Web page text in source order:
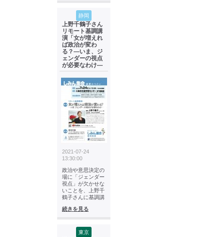
静岡
上野千鶴子さん
リモート基調講
演「女が増えれ
ば政治が変わ
る？―いま、ジ
ェンダーの視点
が必要なわけ―
2021-07-24
13:30:00
政治や意思決定の
場に「ジェンダー
視点」が欠かせな
いことを、上野千
鶴子さんに基調講
続きを見る
東京